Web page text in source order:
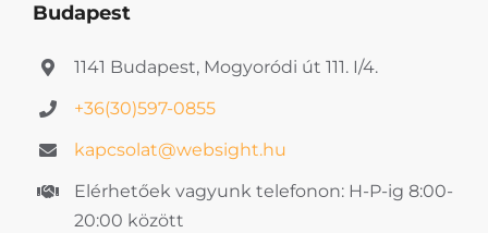
Budapest
1141 Budapest, Mogyoródi út 111. I/4.
+36(30)597-0855
kapcsolat@websight.hu
Elérhetőek vagyunk telefonon: H-P-ig 8:00-
20:00 között